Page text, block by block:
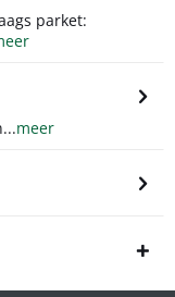
parket:
meer